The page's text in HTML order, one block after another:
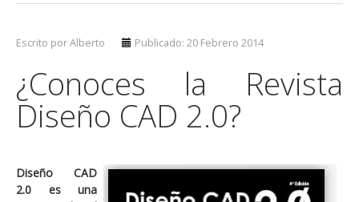
Escrito por Alberto Publicado: 20 Febrero 2014
¿Conoces la Revista
Diseño CAD 2.0?
Diseño CAD
2.0 es una